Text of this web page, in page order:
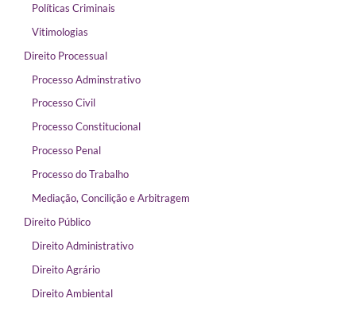
Políticas Criminais
Vitimologias
Direito Processual
Processo Adminstrativo
Processo Civil
Processo Constitucional
Processo Penal
Processo do Trabalho
Mediação, Concilição e Arbitragem
Direito Público
Direito Administrativo
Direito Agrário
Direito Ambiental